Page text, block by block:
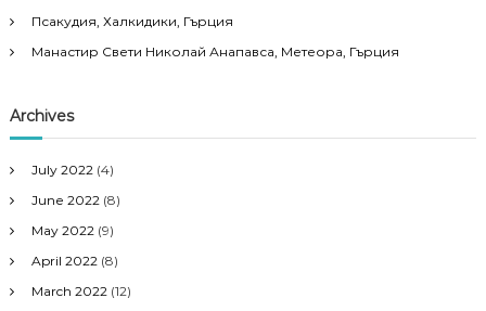
Псакудия, Халкидики, Гърция
Манастир Свети Николай Анапавса, Метеора, Гърция
Archives
July 2022 (4)
June 2022 (8)
May 2022 (9)
April 2022 (8)
March 2022 (12)